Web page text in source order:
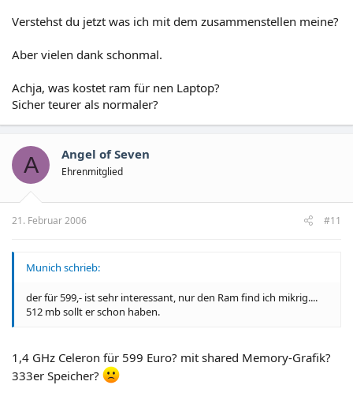
Verstehst du jetzt was ich mit dem zusammenstellen meine?
Aber vielen dank schonmal.
Achja, was kostet ram für nen Laptop?
Sicher teurer als normaler?
A Angel of Seven
Ehrenmitglied
21. Februar 2006 #11
Munich schrieb:
der für 599,- ist sehr interessant, nur den Ram find ich mikrig....
512 mb sollt er schon haben.
1,4 GHz Celeron für 599 Euro? mit shared Memory-Grafik?
333er Speicher?